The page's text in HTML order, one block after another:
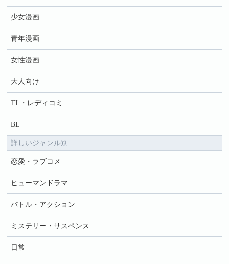
少女漫画
青年漫画
女性漫画
大人向け
TL・レディコミ
BL
詳しいジャンル別
恋愛・ラブコメ
ヒューマンドラマ
バトル・アクション
ミステリー・サスペンス
日常